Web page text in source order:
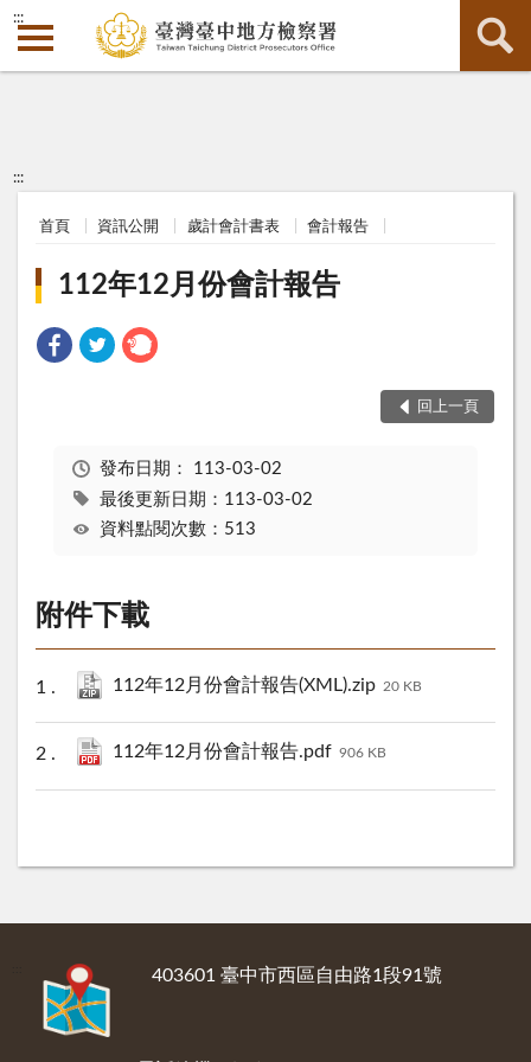
:::
:::
首頁 資訊公開 歲計會計書表 會計報告
112年12月份會計報告
回上一頁
發布日期： 113-03-02
最後更新日期：113-03-02
資料點閱次數：513
附件下載
112年12月份會計報告(XML).zip 20 KB
112年12月份會計報告.pdf 906 KB
403601 臺中市西區自由路1段91號